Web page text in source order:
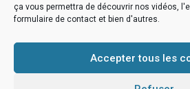
ça vous permettra de découvrir nos vidéos,
formulaire de contact et bien d'autres.
Accepter tous les
EDITIONS KIMÉ
© by